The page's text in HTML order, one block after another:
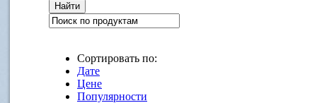
Сортировать по:
Дате
Цене
Популярности